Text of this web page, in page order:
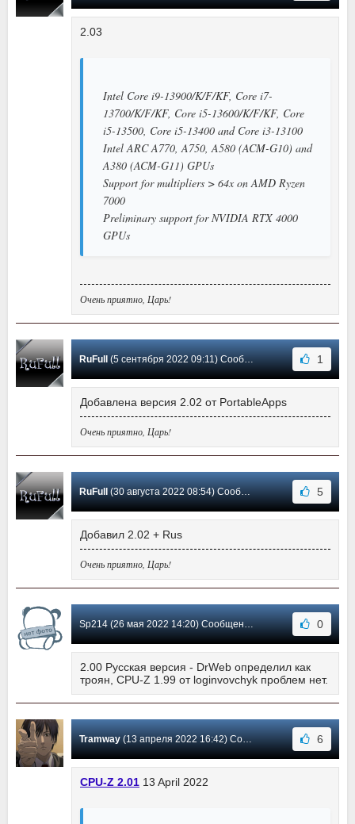
2.03
Intel Core i9-13900/K/F/KF, Core i7-
13700/K/F/KF, Core i5-13600/K/F/KF, Core
i5-13500, Core i5-13400 and Core i3-13100
Intel ARC A770, A750, A580 (ACM-G10) and
A380 (ACM-G11) GPUs
Support for multipliers > 64x on AMD Ryzen
7000
Preliminary support for NVIDIA RTX 4000
GPUs
Очень приятно, Царь!
RuFull(5 сентября 2022 09:11) Сообщение #374 1
Добавлена версия 2.02 от PortableApps
Очень приятно, Царь!
RuFull(30 августа 2022 08:54) Сообщение #373 5
Добавил 2.02 + Rus
Очень приятно, Царь!
Sp214 (26 мая 2022 14:20) Сообщение #372 0
2.00 Русская версия - DrWeb определил как
троян, CPU-Z 1.99 от loginvovchyk проблем нет.
Tramway(13 апреля 2022 16:42) Сообщение #371 6
CPU-Z 2.01 13 April 2022